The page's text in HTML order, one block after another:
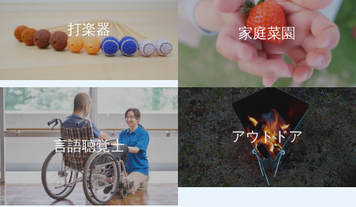
打楽器 家庭菜園
言語聴覚士
アウトドア